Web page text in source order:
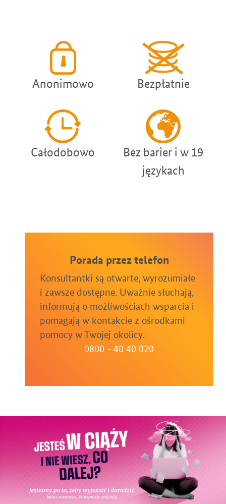
Anonimowo Bezpłatnie
Całodobowo
Bez barier i w 19
językach
Porada przez telefon
Konsultantki są otwarte, wyrozumiałe
i zawsze dostępne. Uważnie słuchają,
informują o możliwościach wsparcia i
pomagają w kontakcie z ośrodkami
pomocy w Twojej okolicy.
0800 - 40 40 020